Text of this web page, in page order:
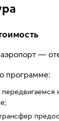
—
программе: